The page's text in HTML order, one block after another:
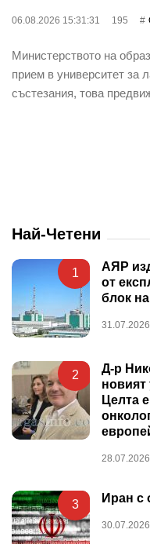
06.08.2026 15:31:31 195
Министерството на
прием в университет за
състезания, това
Най-Четени
1
АЯР
от
блок
2
Д-р
новият
Целта
3 Иран с